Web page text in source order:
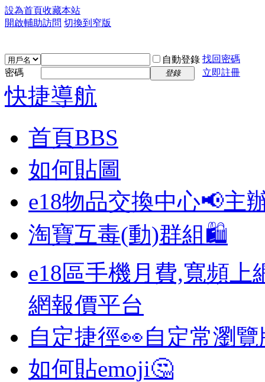
設為首頁收藏本站
開啟輔助訪問 切換到窄版
自動登錄 找回密碼
密碼
登錄 立即註冊
快捷導航
首頁BBS
如何貼圖
e18物品交換中心📢主
淘寶互毒(動)群組🛍️
e18區手機月費,寬頻上
網報價平台
自定捷徑👀自定常瀏
如何貼emoji🤔